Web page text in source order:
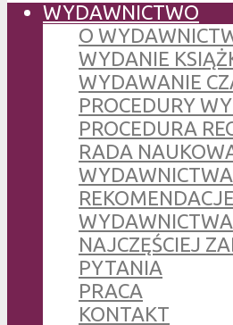
WYDAWNICTWO
O
WYDANIE
WYDAWANIE
PROCEDURY
PROCEDURA
RADA
WYDAWNICTWA
WYDAWNICTWA
NAJCZĘŚCIEJ
PYTANIA
PRACA
KONTAKT